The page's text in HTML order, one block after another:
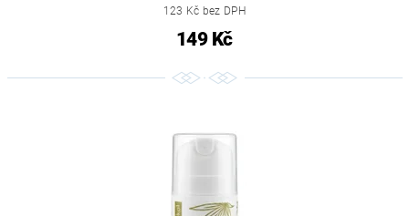
123 Kč bez DPH
149 Kč